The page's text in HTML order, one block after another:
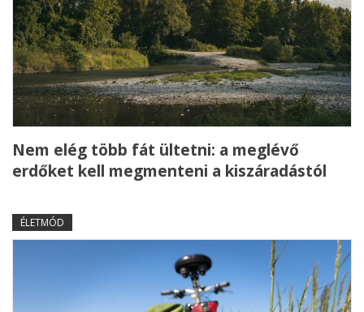
Nem elég több fát ültetni: a meglévő
erdőket kell megmenteni a kiszáradástól
ÉLETMÓD